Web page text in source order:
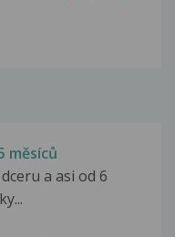
měsíců
a asi od 6